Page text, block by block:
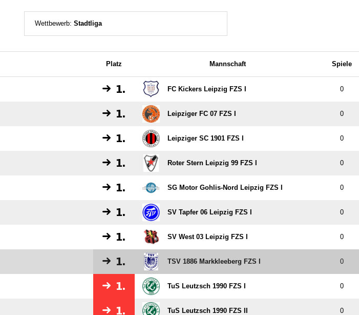
Wettbewerb: Stadtliga
Platz Mannschaft Spiele
1. FC Kickers Leipzig FZS I 0
1. Leipziger FC 07 FZS I 0
1. Leipziger SC 1901 FZS I 0
1. Roter Stern Leipzig 99 FZS I 0
1. SG Motor Gohlis-Nord Leipzig FZS I 0
1. SV Tapfer 06 Leipzig FZS I 0
1. SV West 03 Leipzig FZS I 0
1. TSV 1886 Markkleeberg FZS I 0
1. TuS Leutzsch 1990 FZS I 0
1. TuS Leutzsch 1990 FZS II 0